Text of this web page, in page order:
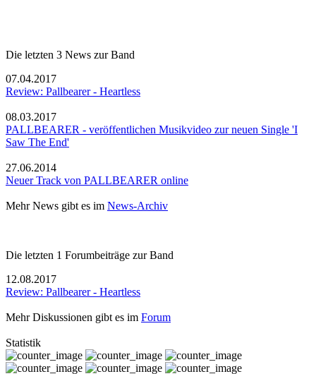
Die letzten 3 News zur Band
07.04.2017
Review: Pallbearer - Heartless
08.03.2017
PALLBEARER - veröffentlichen Musikvideo zur neuen Single 'I
Saw The End'
27.06.2014
Neuer Track von PALLBEARER online
Mehr News gibt es im News-Archiv
Die letzten 1 Forumbeiträge zur Band
12.08.2017
Review: Pallbearer - Heartless
Mehr Diskussionen gibt es im Forum
Statistik